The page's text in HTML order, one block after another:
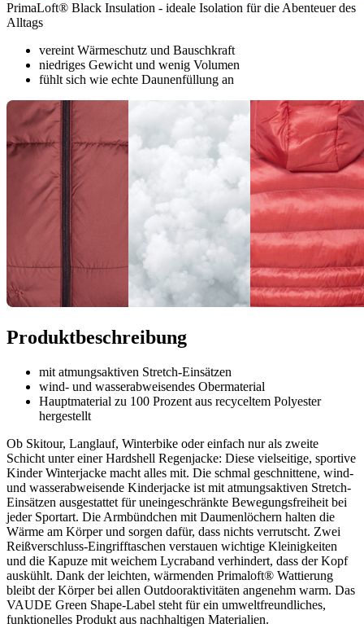
PrimaLoft® Black Insulation - ideale Isolation für die Abenteuer des
Alltags
vereint Wärmeschutz und Bauschkraft
niedriges Gewicht und wenig Volumen
fühlt sich wie echte Daunenfüllung an
Produktbeschreibung
mit atmungsaktiven Stretch-Einsätzen
wind- und wasserabweisendes Obermaterial
Hauptmaterial zu 100 Prozent aus recyceltem Polyester
hergestellt
Ob Skitour, Langlauf, Winterbike oder einfach nur als zweite
Schicht unter einer Hardshell Regenjacke: Diese vielseitige, sportive
Kinder Winterjacke macht alles mit. Die schmal geschnittene, wind-
und wasserabweisende Kinderjacke ist mit atmungsaktiven Stretch-
Einsätzen ausgestattet für uneingeschränkte Bewegungsfreiheit bei
jeder Sportart. Die Armbündchen mit Daumenlöchern halten die
Wärme am Körper und sorgen dafür, dass nichts verrutscht. Zwei
Reißverschluss-Eingrifftaschen verstauen wichtige Kleinigkeiten
und die Kapuze mit weichem Lycraband verhindert, dass der Kopf
auskühlt. Dank der leichten, wärmenden Primaloft® Wattierung
bleibt der Körper bei allen Outdooraktivitäten angenehm warm. Das
VAUDE Green Shape-Label steht für ein umweltfreundliches,
funktionelles Produkt aus nachhaltigen Materialien.